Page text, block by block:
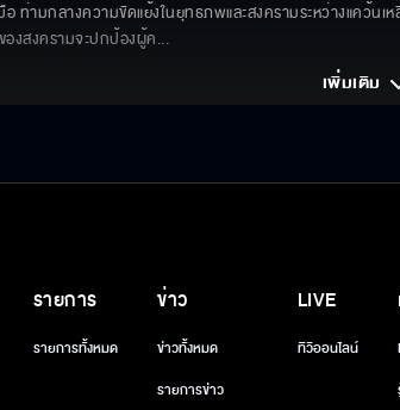
ท่ามกลางความขัดแย้งในยุทธภพและสงครามระหว่างแคว้น
องสงครามจะปกป้องผู้ค...
เพิ่มเติม
รายการ
รายการทั้งหมด
ข่าว
ข่าวทั้งหมด
รายการข่าว
LIVE
ทีวีออนไลน์